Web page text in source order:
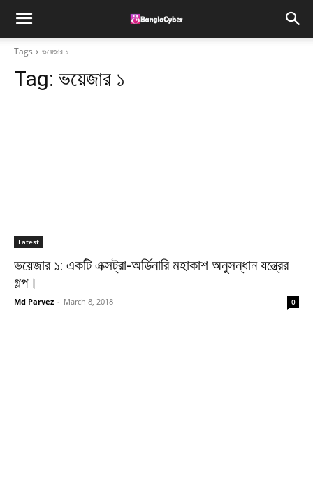
Tags ভয়েজার ১
Tag: ভয়েজার ১
Latest
ভয়েজার ১: একটি এক্সট্রা-অর্ডিনারি মহাকাশ অনুসন্ধান যন্ত্রের
গল্প।
Md Parvez - March 8, 2018 0